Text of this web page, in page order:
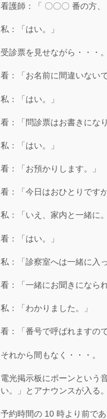
看護師：「 〇〇〇 番の方、
私：「はい。」
受診票を見せながら・・・。
看：「お名前に間違いない
私：「はい。」
看：「問診票はお書きにな
私：「はい。」
看：「お預かりします。」
看：「今日はおひとりですか
私：「いえ、家内と一緒に。
看：「はい。」
私：「診察室へは一緒に入
看：「一緒にお聞きになら
私：「わかりました。」
看：「番号で呼ばれますの
それから間もなく・・・。
電光掲示板にポーンという
い。」とアナウンスが入る。
予約時間の 10 時より前であ